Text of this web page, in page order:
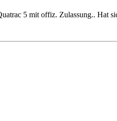
5 mit offiz. Zulassung.. Hat